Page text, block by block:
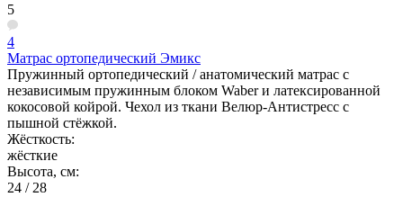
5
4
Матрас ортопедический Эмикс
Пружинный ортопедический / анатомический матрас с
независимым пружинным блоком Waber и латексированной
кокосовой койрой. Чехол из ткани Велюр-Антистресс с
пышной стёжкой.
Жёсткость:
жёсткие
Высота, см:
24 / 28